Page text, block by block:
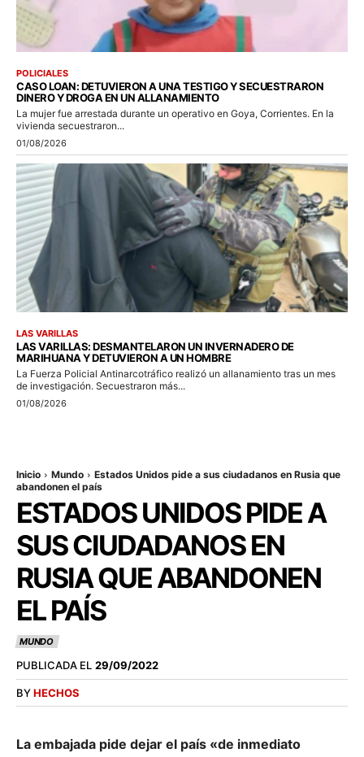
POLICIALES
CASO LOAN: DETUVIERON A UNA TESTIGO Y SECUESTRARON
DINERO Y DROGA EN UN ALLANAMIENTO
La mujer fue arrestada durante un operativo en Goya, Corrientes. En la
vivienda secuestraron...
01/08/2026
LAS VARILLAS
LAS VARILLAS: DESMANTELARON UN INVERNADERO DE
MARIHUANA Y DETUVIERON A UN HOMBRE
La Fuerza Policial Antinarcotráfico realizó un allanamiento tras un mes
de investigación. Secuestraron más...
01/08/2026